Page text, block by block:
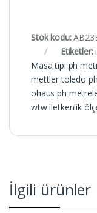
Stok kodu:
Etiketler:
Masa tipi ph
mettler toledo
ohaus ph
wtw iletkenlik
İlgili ürünler